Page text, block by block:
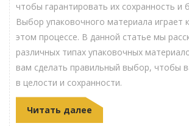
чтобы гарантировать их сохранность и
Выбор упаковочного материала играет
этом процессе. В данной статье мы
различных типах упаковочных
вам сделать правильный выбор, чтобы
в целости и сохранности.
Читать далее